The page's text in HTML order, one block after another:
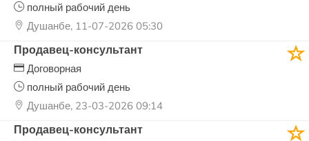
полный рабочий день
Душанбе, 11-07-2026 05:30
Продавец-консультант
Договорная
полный рабочий день
Душанбе, 23-03-2026 09:14
Продавец-консультант